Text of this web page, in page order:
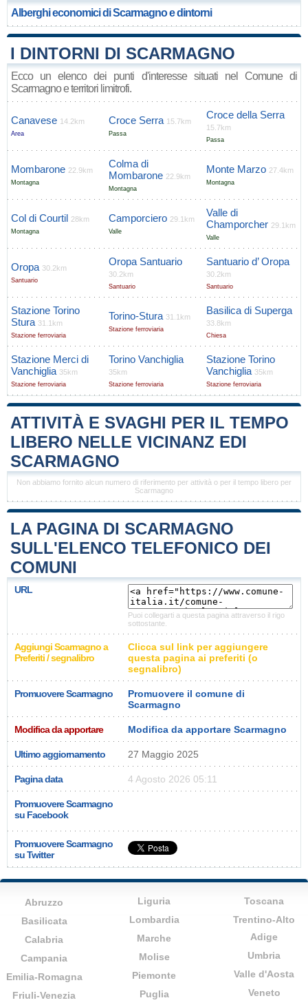
Alberghi economici di Scarmagno e dintorni
I DINTORNI DI SCARMAGNO
Ecco un elenco dei punti d'interesse situati nel Comune di
Scarmagno e territori limitrofi.
Canavese 14.2km
Area
Croce Serra 15.7km
Passa
Croce della Serra
15.7km
Passa
Mombarone 22.9km
Montagna
Colma di
Mombarone 22.9km
Montagna
Monte Marzo 27.4km
Montagna
Col di Courtil 28km
Montagna
Camporciero 29.1km
Valle
Valle di
Champorcher 29.1km
Valle
Oropa 30.2km
Santuario
Oropa Santuario
30.2km
Santuario
Santuario d’ Oropa
30.2km
Santuario
Stazione Torino
Stura 31.1km
Stazione ferroviaria
Torino-Stura 31.1km
Stazione ferroviaria
Basilica di Superga
33.8km
Chiesa
Stazione Merci di
Vanchiglia 35km
Stazione ferroviaria
Torino Vanchiglia
35km
Stazione ferroviaria
Stazione Torino
Vanchiglia 35km
Stazione ferroviaria
ATTIVITÀ E SVAGHI PER IL TEMPO
LIBERO NELLE VICINANZ EDI
SCARMAGNO
Non abbiamo fornito alcun numero di riferimento per attività o per il tempo libero per
Scarmagno
LA PAGINA DI SCARMAGNO
SULL'ELENCO TELEFONICO DEI
COMUNI
URL
Puoi collegarti a questa pagina attraverso il rigo
sottostante.
Aggiungi Scarmagno a
Preferiti / segnalibro
Clicca sul link per aggiungere
questa pagina ai preferiti (o
segnalibro)
Promuovere Scarmagno
Promuovere il comune di
Scarmagno
Modifica da apportare Modifica da apportare Scarmagno
Ultimo aggiornamento 27 Maggio 2025
Pagina data 4 Agosto 2026 05:11
Promuovere Scarmagno
su Facebook
Promuovere Scarmagno
su Twitter
Abruzzo
Basilicata
Calabria
Campania
Emilia-Romagna
Friuli-Venezia
Liguria
Lombardia
Marche
Molise
Piemonte
Puglia
Toscana
Trentino-Alto
Adige
Umbria
Valle d'Aosta
Veneto